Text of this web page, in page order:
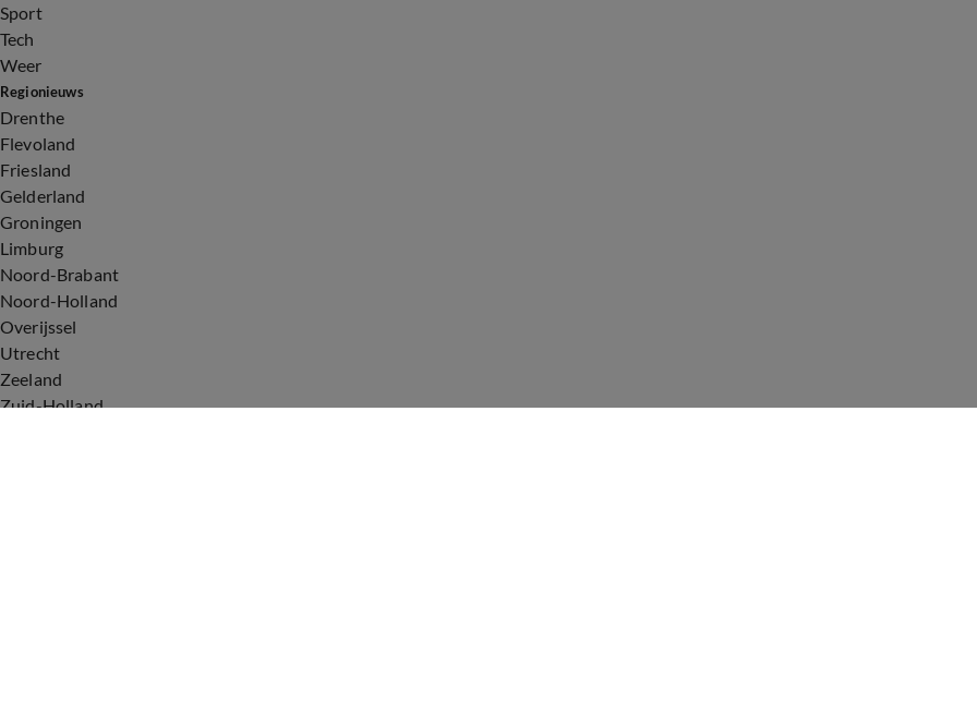
Sport
Tech
Weer
Regionieuws
Drenthe
Flevoland
Friesland
Gelderland
Groningen
Limburg
Noord-Brabant
Noord-Holland
Overijssel
Utrecht
Zeeland
Zuid-Holland